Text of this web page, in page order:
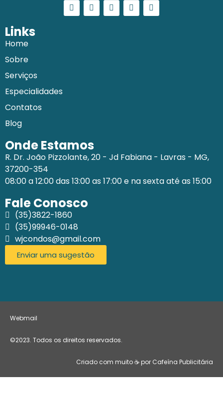
Links
Home
Sobre
Serviços
Especialidades
Contatos
Blog
Onde Estamos
R. Dr. João Pizzolante, 20 - Jd Fabiana - Lavras - MG,
37200-354
08:00 a 12:00 das 13:00 as 17:00 e na sexta até as 15:00
Fale Conosco
(35)3822-1860
(35)99946-0148
wjcondos@gmail.com
Enviar uma sugestão
Webmail
©2023. Todos os direitos reservados.
Criado com muito ☕ por Cafeína Publicitária